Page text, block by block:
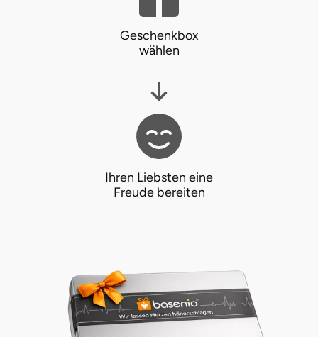
Geschenkbox
wählen
Ihren Liebsten eine
Freude bereiten